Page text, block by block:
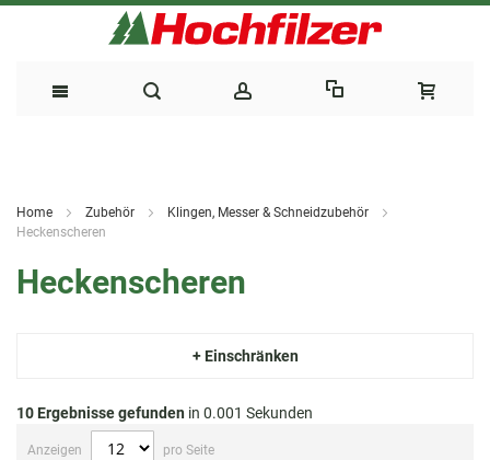
Inhalt
Home Zubehör
Klingen, Messer & Schneidzubehör
Heckenscheren
Heckenscheren
+ Einschränken
10 Ergebnisse gefunden in 0.001 Sekunden
Anzeigen pro Seite